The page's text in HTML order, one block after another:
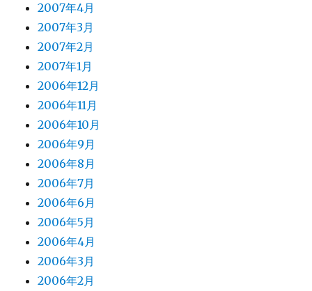
2007年4月
2007年3月
2007年2月
2007年1月
2006年12月
2006年11月
2006年10月
2006年9月
2006年8月
2006年7月
2006年6月
2006年5月
2006年4月
2006年3月
2006年2月